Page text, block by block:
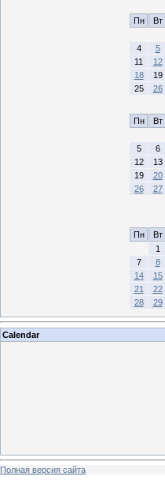
Пн
Вт
4
5
11
12
18
19
25
26
Пн
Вт
5
6
12
13
19
20
26
27
Пн
Вт
1
7
8
14
15
21
22
28
29
Calendar
Полная версия сайта